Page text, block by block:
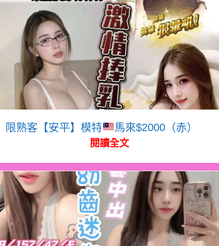
限熟客【安平】模特 馬來$2000（赤）
閱讀全文